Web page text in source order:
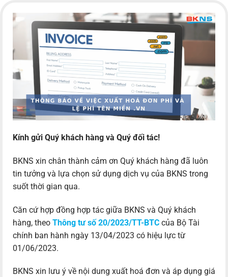
Kính gửi Quý khách hàng và Quý đối tác!
BKNS xin chân thành cảm ơn Quý khách hàng đã luôn
tin tưởng và lựa chọn sử dụng dịch vụ của BKNS trong
suốt thời gian qua.
Căn cứ hợp đồng hợp tác giữa BKNS và Quý khách
hàng, theo Thông tư số 20/2023/TT-BTC của Bộ Tài
chính ban hành ngày 13/04/2023 có hiệu lực từ
01/06/2023.
BKNS xin lưu ý về nội dung xuất hoá đơn và áp dụng giá